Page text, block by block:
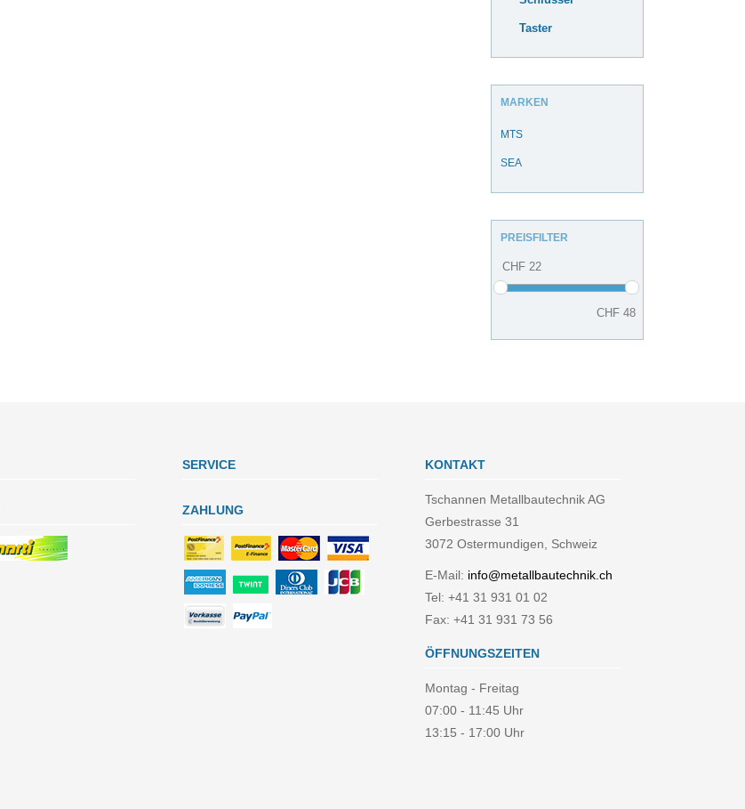
Taster
MARKEN
MTS
SEA
PREISFILTER
SERVICE
ZAHLUNG
KONTAKT
Tschannen Metallbautechnik AG
Gerbestrasse 31
3072 Ostermundigen, Schweiz
E-Mail: info@metallbautechnik.ch
Tel: +41 31 931 01 02
Fax: +41 31 931 73 56
ÖFFNUNGSZEITEN
Montag - Freitag
07:00 - 11:45 Uhr
13:15 - 17:00 Uhr